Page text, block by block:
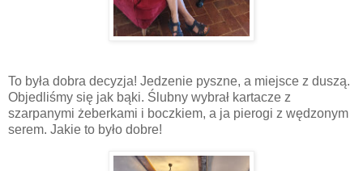
To była dobra decyzja! Jedzenie pyszne, a miejsce z duszą.
Objedliśmy się jak bąki. Ślubny wybrał kartacze z
szarpanymi żeberkami i boczkiem, a ja pierogi z wędzonym
serem. Jakie to było dobre!